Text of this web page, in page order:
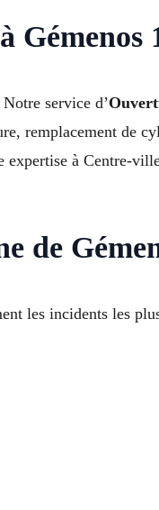
Gémenos
service d’
remplacement de
à Centre-
de
les incidents les